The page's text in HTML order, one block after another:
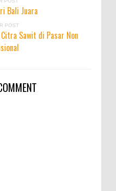
Bali Juara
POST
Sawit di Pasar Non